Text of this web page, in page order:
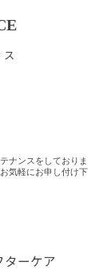
ナンスをしておりま
気軽にお申し付け下
ターケア